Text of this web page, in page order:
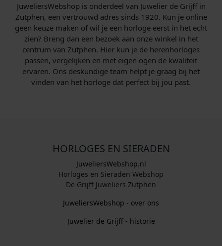
JuweliersWebshop is onderdeel van Juwelier de Grijff in
Zutphen, een vertrouwd adres sinds 1920. Kun je online
geen keuze maken of wil je een horloge eerst in het echt
zien? Breng dan een bezoek aan onze winkel in het
centrum van Zutphen. Hier kun je de herenhorloges
passen, vergelijken en met eigen ogen de kwaliteit
ervaren. Ons deskundige team helpt je graag bij het
vinden van het horloge dat perfect bij jou past.
HORLOGES EN SIERADEN
JuweliersWebshop.nl
Horloges en Sieraden Webshop
De Grijff Juweliers Zutphen
JuweliersWebshop - over ons
Juwelier de Grijff - historie